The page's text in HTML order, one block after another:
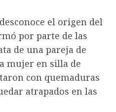
el origen del
por parte de las
de una pareja de
mujer en silla de
con quemaduras
atrapados en las